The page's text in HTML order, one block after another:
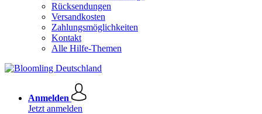
Rücksendungen
Versandkosten
Zahlungsmöglichkeiten
Kontakt
Alle Hilfe-Themen
Anmelden
Jetzt anmelden